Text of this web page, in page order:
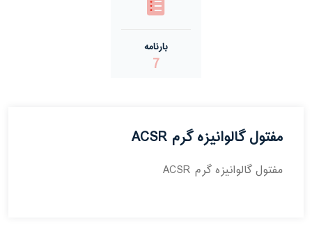
بارنامه
7
مفتول گالوانیزه گرم ACSR
مفتول گالوانیزه گرم ACSR